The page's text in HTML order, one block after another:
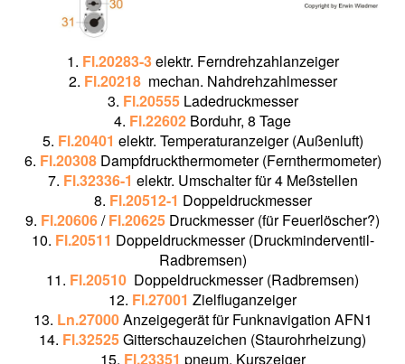
1. Fl.20283-3elektr. Ferndrehzahlanzeiger
2. Fl.20218mechan. Nahdrehzahlmesser
3. Fl.20555 Ladedruckmesser
4. Fl.22602 Borduhr, 8 Tage
5. Fl.20401 elektr. Temperaturanzeiger (Außenluft)
6. Fl.20308Dampfdruckthermometer (Fernthermometer)
7. Fl.32336-1 elektr. Umschalter für 4 Meßstellen
8. Fl.20512-1 Doppeldruckmesser
9. Fl.20606/Fl.20625 Druckmesser (für Feuerlöscher?)
10. Fl.20511 Doppeldruckmesser (Druckminderventil-
Radbremsen)
11. Fl.20510 Doppeldruckmesser (Radbremsen)
12. Fl.27001 Zielfluganzeiger
13. Ln.27000Anzeigegerät für Funknavigation AFN1
14. Fl.32525Gitterschauzeichen (Staurohrheizung)
15. Fl.23351 pneum. Kurszeiger